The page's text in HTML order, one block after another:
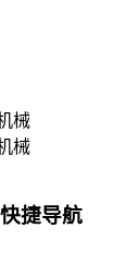
快捷导航